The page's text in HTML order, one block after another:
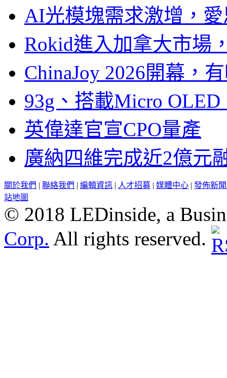
AI光模塊需求激增，
Rokid進入加拿大市場
ChinaJoy 2026開幕，
93g、搭載Micro
英偉達官宣CPO量產
廣納四維完成近2億元
關於我們 | 聯絡我們 | 編輯資訊 | 人才招募 | 媒體中心 | 發佈新
站地圖
© 2018 LEDinside, a
Corp. All rights reserved.